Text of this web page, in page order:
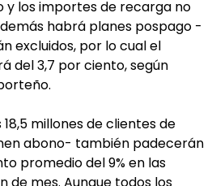
y los importes de recarga no
habrá planes pospago -
excluidos, por lo cual el
del 3,7 por ciento, según
18,5 millones de clientes de
abono- también padecerán
promedio del 9% en las